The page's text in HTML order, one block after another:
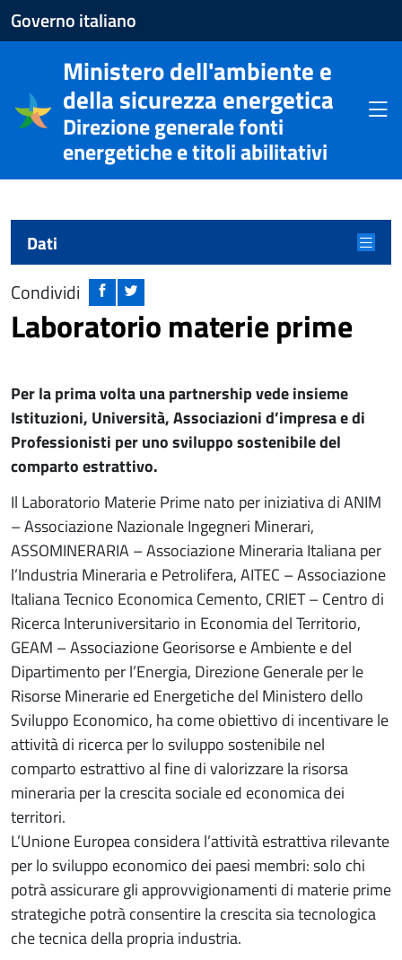
Apre
il
del
Governo
italiano
Governo italiano
Ministero dell'ambiente e
della sicurezza energetica
Direzione generale fonti
energetiche e titoli abilitativi
Dati
Apri
Condividi
Laboratorio materie prime
Per la prima volta una partnership vede insieme
Istituzioni, Università, Associazioni d’impresa e di
Professionisti per uno sviluppo sostenibile del
comparto estrattivo.
Il Laboratorio Materie Prime nato per iniziativa di ANIM
– Associazione Nazionale Ingegneri Minerari,
ASSOMINERARIA – Associazione Mineraria Italiana per
l’Industria Mineraria e Petrolifera, AITEC – Associazione
Italiana Tecnico Economica Cemento, CRIET – Centro di
Ricerca Interuniversitario in Economia del Territorio,
GEAM – Associazione Georisorse e Ambiente e del
Dipartimento per l’Energia, Direzione Generale per le
Risorse Minerarie ed Energetiche del Ministero dello
Sviluppo Economico, ha come obiettivo di incentivare le
attività di ricerca per lo sviluppo sostenibile nel
comparto estrattivo al fine di valorizzare la risorsa
mineraria per la crescita sociale ed economica dei
territori.
L’Unione Europea considera l’attività estrattiva rilevante
per lo sviluppo economico dei paesi membri: solo chi
potrà assicurare gli approvvigionamenti di materie prime
strategiche potrà consentire la crescita sia tecnologica
che tecnica della propria industria.